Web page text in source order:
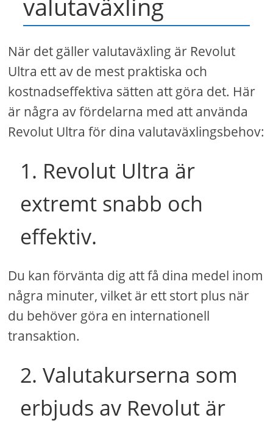
valutaväxling
När det gäller valutaväxling är Revolut
Ultra ett av de mest praktiska och
kostnadseffektiva sätten att göra det. Här
är några av fördelarna med att använda
Revolut Ultra för dina valutaväxlingsbehov:
1. Revolut Ultra är
extremt snabb och
effektiv.
Du kan förvänta dig att få dina medel inom
några minuter, vilket är ett stort plus när
du behöver göra en internationell
transaktion.
2. Valutakurserna som
erbjuds av Revolut är